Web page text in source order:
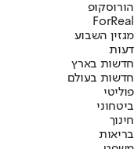
הורוסקופ
ForReal
מגזין השבוע
דעות
חדשות בארץ
חדשות בעולם
פוליטי
ביטחוני
חינוך
בריאות